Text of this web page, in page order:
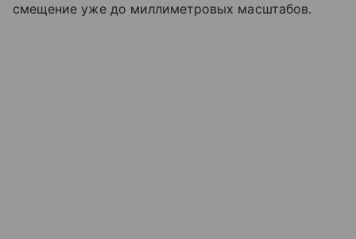
смещение уже до миллиметровых масштабов.